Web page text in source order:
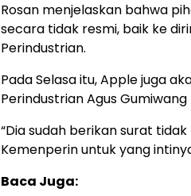
Rosan menjelaskan bahwa
secara tidak resmi, baik ke
Perindustrian.
Pada Selasa itu, Apple juga
Perindustrian Agus
“Dia sudah berikan surat
Kemenperin untuk yang
Baca Juga: